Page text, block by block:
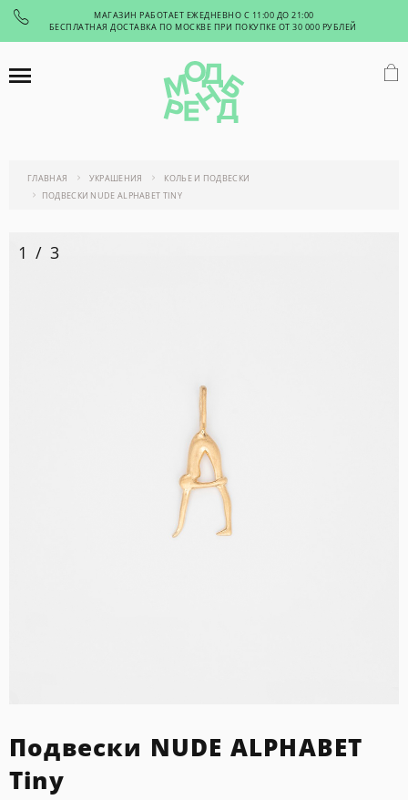
МАГАЗИН РАБОТАЕТ ЕЖЕДНЕВНО С 11:00 ДО 21:00
БЕСПЛАТНАЯ ДОСТАВКА ПО МОСКВЕ ПРИ ПОКУПКЕ ОТ 30 000 РУБЛЕЙ
ГЛАВНАЯ УКРАШЕНИЯ
КОЛЬЕ И ПОДВЕСКИ
ПОДВЕСКИ NUDE ALPHABET TINY
1 / 3
Подвески NUDE ALPHABET
Tiny